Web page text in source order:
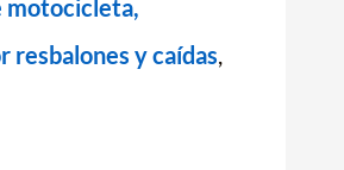
motocicleta,
resbalones y caídas,